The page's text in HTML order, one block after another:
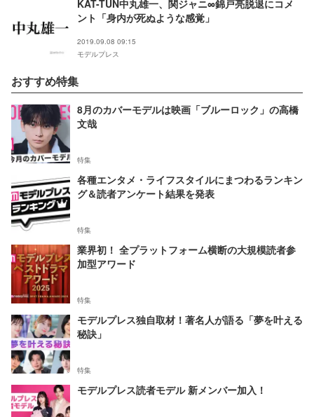
KAT-TUN中丸雄一、関ジャニ∞錦戸亮脱退にコメ
ント「身内が死ぬような感覚」
2019.09.08 09:15
モデルプレス
おすすめ特集
8月のカバーモデルは映画「ブルーロック」の高橋
文哉
特集
各種エンタメ・ライフスタイルにまつわるランキン
グ＆読者アンケート結果を発表
特集
業界初！ 全プラットフォーム横断の大規模読者参
加型アワード
特集
モデルプレス独自取材！著名人が語る「夢を叶える
秘訣」
特集
モデルプレス読者モデル 新メンバー加入！